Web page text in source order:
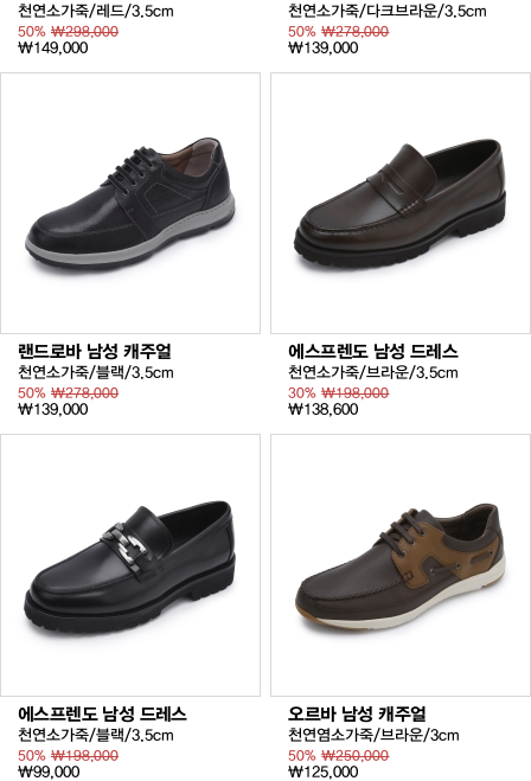
천연소가죽/레드/3.5cm
50% ₩298,000
₩149,000
천연소가죽/다크브라운/3.5cm
50%₩278,000
₩139,000
랜드로바 남성 캐주얼
천연소가죽/블랙/3.5cm
50% ₩278,000
₩139,000
에스프렌도 남성 드레스
천연소가죽/브라운/3.5cm
30%₩198,000
₩138,600
에스프렌도 남성 드레스
천연소가죽/블랙/3.5cm
50% ₩198,000
₩99,000
오르바 남성 캐주얼
천연염소가죽/브라운/3cm
50%₩250,000
₩125,000